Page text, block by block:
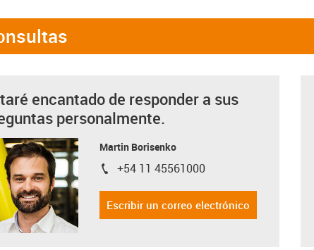
encantado de responder a sus
personalmente.
Martin Borisenko
igus-icon-phone
+54 11 45561000
Escribir un correo electrónico